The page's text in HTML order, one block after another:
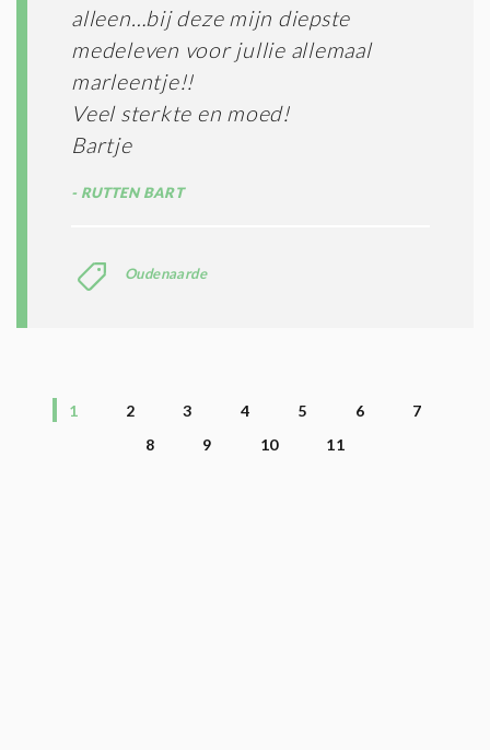
alleen…bij deze mijn diepste
medeleven voor jullie allemaal
marleentje!!
Veel sterkte en moed!
Bartje
RUTTEN BART
Oudenaarde
1 2 3 4 5 6
7
8
9 10 11